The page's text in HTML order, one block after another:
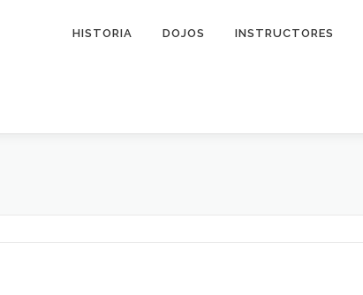
HISTORIA DOJOS INSTRUCTORES